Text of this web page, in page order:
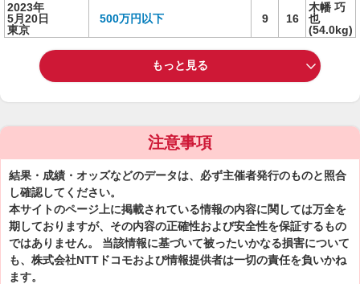
2023年
5月20日
東京
500万円以下 9 16
木幡 巧
也
(54.0kg)
もっと見る
注意事項
結果・成績・オッズなどのデータは、必ず主催者発行のものと照合
し確認してください。
本サイトのページ上に掲載されている情報の内容に関しては万全を
期しておりますが、その内容の正確性および安全性を保証するもの
ではありません。 当該情報に基づいて被ったいかなる損害について
も、株式会社NTTドコモおよび情報提供者は一切の責任を負いかね
ます。